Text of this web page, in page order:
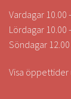
Vardagar 10.00
Lördagar 10.00
Söndagar 12.00
Visa öppettider